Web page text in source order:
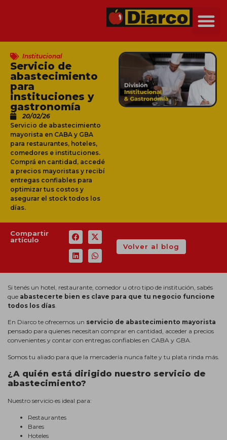
Institucional
Servicio de
abastecimiento
para
instituciones y
gastronomía
20/02/26
Servicio de abastecimiento
mayorista en CABA y GBA
para restaurantes, hoteles,
comedores e instituciones.
Comprá en cantidad, accedé
a precios mayoristas y recibí
entregas confiables para
optimizar tus costos y
asegurar el stock todos los
días.
Compartir
artículo
Volver al blog
Si tenés un hotel, restaurante, comedor u otro tipo de institución, sabés
que abastecerte bien es clave para que tu negocio funcione
todos los días.
En Diarco te ofrecemos un servicio de abastecimiento mayorista
pensado para quienes necesitan comprar en cantidad, acceder a precios
convenientes y contar con entregas confiables en CABA y GBA.
Somos tu aliado para que la mercadería nunca falte y tu plata rinda más.
¿A quién está dirigido nuestro servicio de
abastecimiento?
Nuestro servicio es ideal para:
Restaurantes
Bares
Hoteles